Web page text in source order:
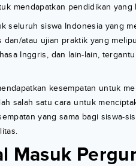
mendapatkan pendidikan yang
seluruh siswa Indonesia yang
atau ujian praktik yang
Inggris, dan lain-lain,
kesempatan untuk
salah satu cara untuk
yang sama bagi siswa-
Masuk